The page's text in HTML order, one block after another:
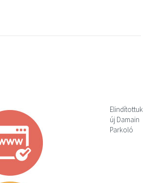
Elindítottuk
új Damain
Parkoló